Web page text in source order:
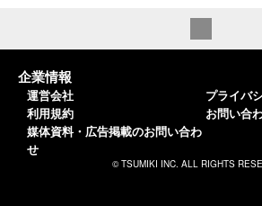
企業情報
運営会社
利用規約
媒体資料・広告掲載のお問い合わ
せ
プライバ
お問い合
© TSUMIKI INC. ALL RIGHTS